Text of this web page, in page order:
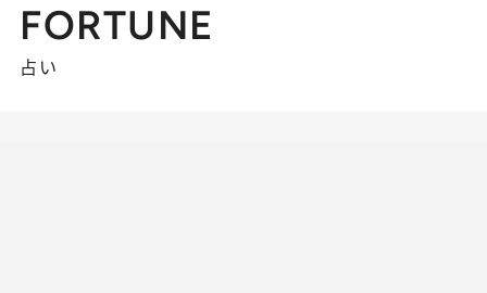
FORTUNE
占い